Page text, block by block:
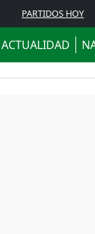
PARTIDOS HOY
ACTUALIDAD